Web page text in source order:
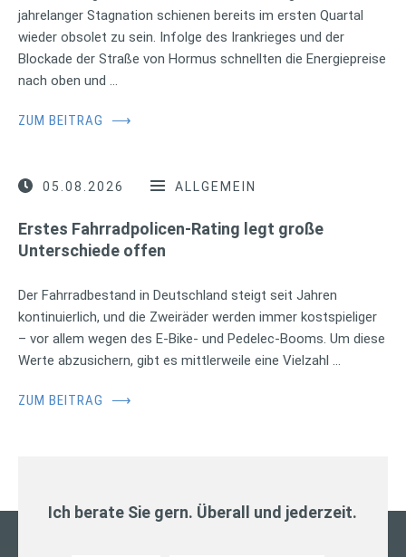
jahrelanger Stagnation schienen bereits im ersten Quartal
wieder obsolet zu sein. Infolge des Irankrieges und der
Blockade der Straße von Hormus schnellten die Energiepreise
nach oben und …
ZUM BEITRAG ⟶
05.08.2026 ALLGEMEIN
Erstes Fahrradpolicen-Rating legt große
Unterschiede offen
Der Fahrradbestand in Deutschland steigt seit Jahren
kontinuierlich, und die Zweiräder werden immer kostspieliger
– vor allem wegen des E-Bike- und Pedelec-Booms. Um diese
Werte abzusichern, gibt es mittlerweile eine Vielzahl …
ZUM BEITRAG ⟶
Ich berate Sie gern. Überall und jederzeit.